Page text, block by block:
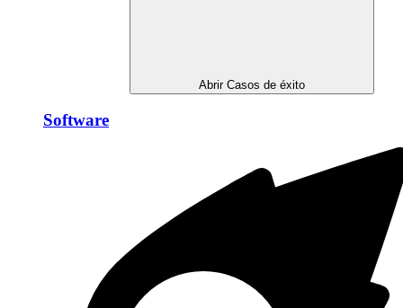
Abrir Casos de éxito
Software